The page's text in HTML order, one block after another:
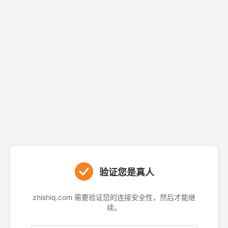
验证您是真人
zhishiq.com 需要验证您的连接安全性，然后才能继
续。